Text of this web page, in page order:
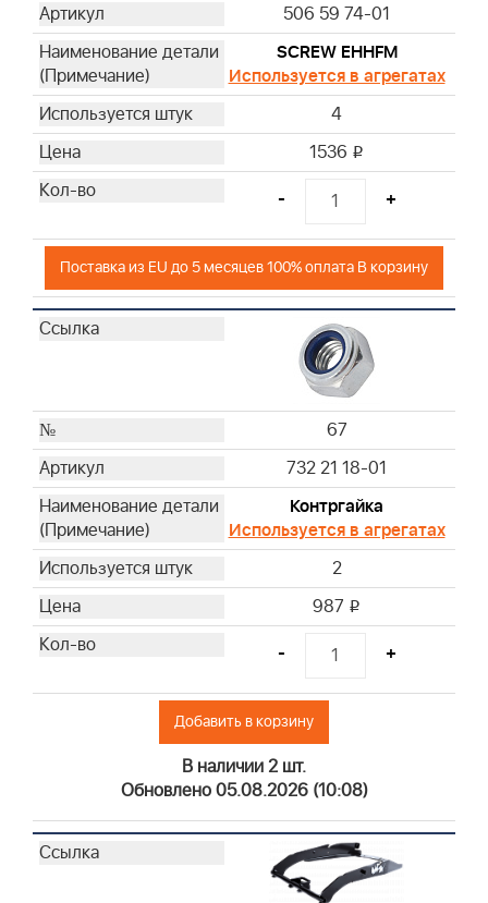
506 59 74-01
SCREW EHHFM
Используется в агрегатах
4
1536 i
- +
Поставка из EU до 5 месяцев 100% оплата В корзину
67
732 21 18-01
Контргайка
Используется в агрегатах
2
987 i
- +
Добавить в корзину
В наличии 2 шт.
Обновлено 05.08.2026 (10:08)